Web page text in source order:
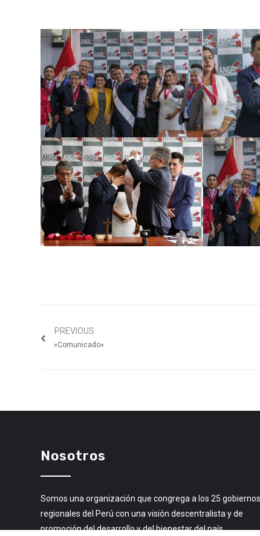
PREVIOUS
»Comunicado»
Nosotros
Somos una organización que congrega a los 25 gobiernos
regionales del Perú con una visión descentralista y de
promoción del desarrollo y del bienestar del país.